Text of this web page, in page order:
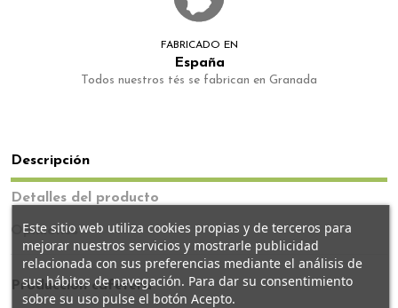
FABRICADO EN
España
Todos nuestros tés se fabrican en Granada
Descripción
Detalles del producto
Opiniones
Producción cafetera
Este sitio web utiliza cookies propias y de terceros para
mejorar nuestros servicios y mostrarle publicidad
relacionada con sus preferencias mediante el análisis de
sus hábitos de navegación. Para dar su consentimiento
sobre su uso pulse el botón Acepto.